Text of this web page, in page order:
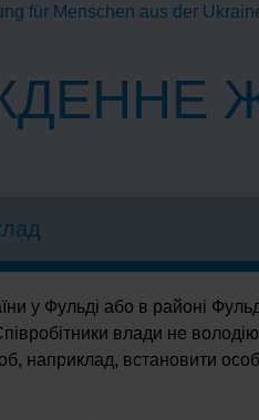
für Menschen aus der
у Фульді або в районі
влади не
наприклад, встановити